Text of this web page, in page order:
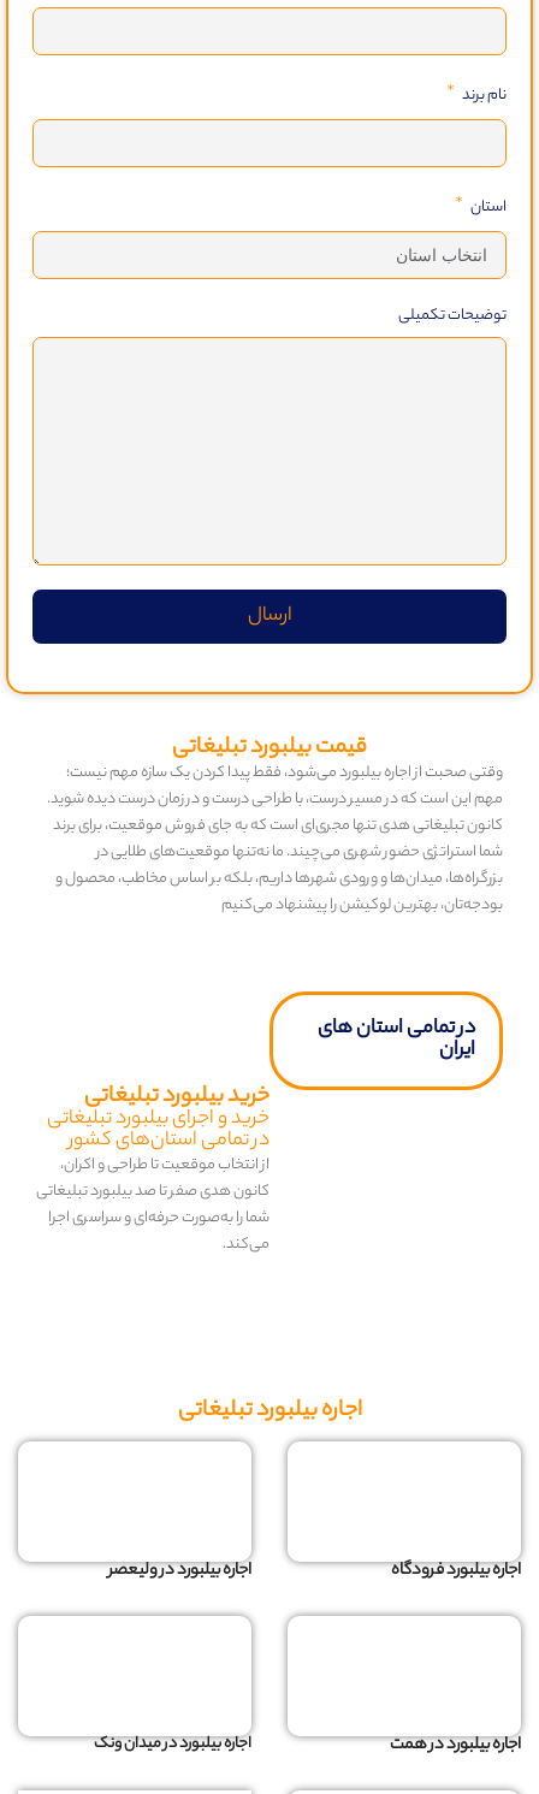
نام برند
استان
توضیحات تکمیلی
ارسال
قیمت بیلبورد تبلیغاتی
وقتی صحبت از اجاره بیلبورد می‌شود، فقط پیدا کردن یک سازه مهم نیست؛
مهم این است که در مسیر درست، با طراحی درست و در زمان درست دیده شوید.
کانون تبلیغاتی هدی تنها مجری‌ای است که به جای فروش موقعیت، برای برند
شما استراتژی حضور شهری می‌چیند. ما نه‌تنها موقعیت‌های طلایی در
بزرگراه‌ها، میدان‌ها و ورودی شهرها داریم، بلکه بر اساس مخاطب، محصول و
بودجه‌تان، بهترین لوکیشن را پیشنهاد می‌کنیم
خرید بیلبورد تبلیغاتی
خرید و اجرای بیلبورد تبلیغاتی
در تمامی استان‌های کشور
از انتخاب موقعیت تا طراحی و اکران،
کانون هدی صفر تا صد بیلبورد تبلیغاتی
شما را به‌صورت حرفه‌ای و سراسری اجرا
می‌کند.
در تمامی استان های
ایران
اجاره بیلبورد تبلیغاتی
اجاره بیلبورد فرودگاه اجاره بیلبورد در ولیعصر
اجاره بیلبورد در همت اجاره بیلبورد در میدان ونک